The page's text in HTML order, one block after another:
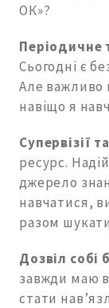
ОК»?
Періодичне
Сьогодні є
Але важливо
навіщо я
Супервізії
ресурс.
джерело
навчатися,
разом
Дозвіл собі
завжди маю
стати